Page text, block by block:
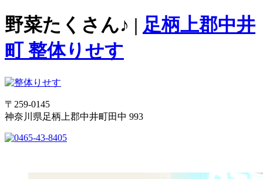
野菜たくさん♪ | 足柄上郡中井
町 整体りせす
〒259-0145
神奈川県足柄上郡中井町田中 993